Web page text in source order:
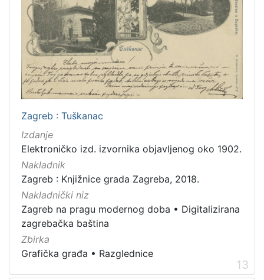
Zagreb : Tuškanac
Izdanje
Elektroničko izd. izvornika objavljenog oko 1902.
Nakladnik
Zagreb : Knjižnice grada Zagreba, 2018.
Nakladnički niz
Zagreb na pragu modernog doba • Digitalizirana
zagrebačka baština
Zbirka
Grafička građa • Razglednice
13